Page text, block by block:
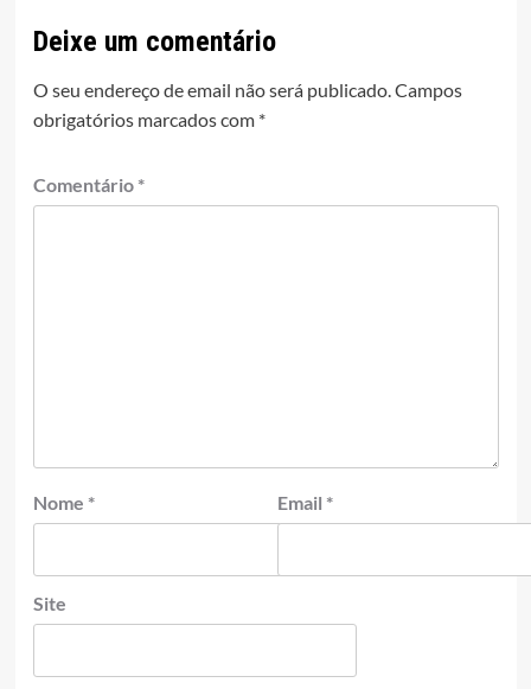
Deixe um comentário
O seu endereço de email não será publicado.Campos
obrigatórios marcados com *
Comentário *
Nome * Email *
Site